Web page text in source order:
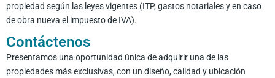
propiedad según las leyes vigentes (ITP, gastos notariales y en caso
de obra nueva el impuesto de IVA).
Contáctenos
Presentamos una oportunidad única de adquirir una de las
propiedades más exclusivas, con un diseño, calidad y ubicación